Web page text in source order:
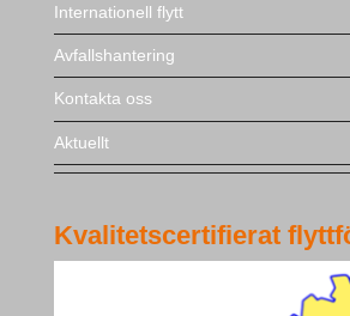
Internationell flytt
Avfallshantering
Kontakta oss
Aktuellt
Kvalitetscertifierat